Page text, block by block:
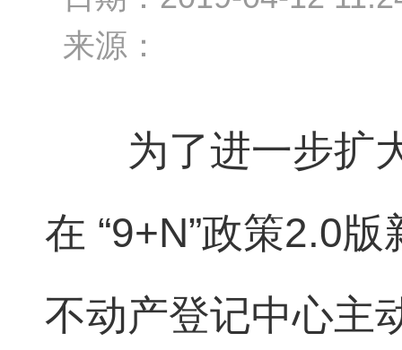
来源：
为了进一步扩
在 “9+N”政策2.0
不动产登记中心主